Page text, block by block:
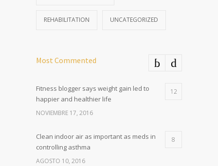
REHABILITATION UNCATEGORIZED
Most Commented
Fitness blogger says weight gain led to
happier and healthier life
12
NOVIEMBRE 17, 2016
Clean indoor air as important as meds in
controlling asthma
8
AGOSTO 10, 2016